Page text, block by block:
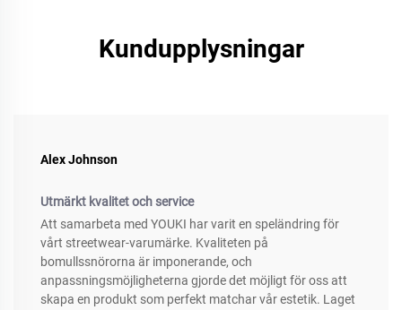
Kundupplysningar
Alex Johnson
Utmärkt kvalitet och service
Att samarbeta med YOUKI har varit en speländring för
vårt streetwear-varumärke. Kvaliteten på
bomullssnörorna är imponerande, och
anpassningsmöjligheterna gjorde det möjligt för oss att
skapa en produkt som perfekt matchar vår estetik. Laget